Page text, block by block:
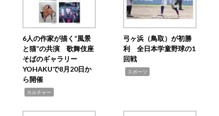
6人の作家が描く“風景
と猫”の共演 歌舞伎座
そばのギャラリー
YOHAKUで8月20日か
ら開催
カルチャー
弓ヶ浜（鳥取）が初勝
利 全日本学童野球の1
回戦
スポーツ